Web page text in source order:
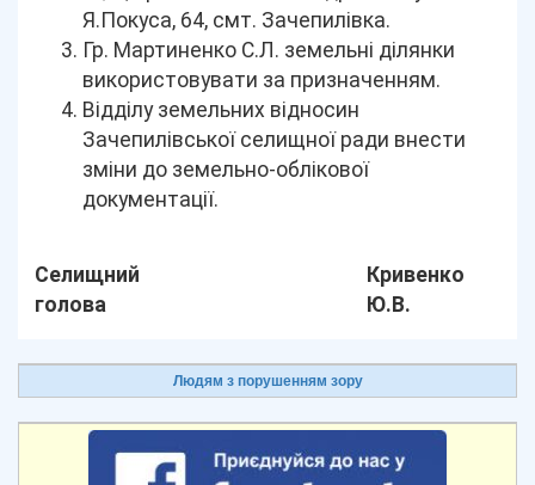
Я.Покуса, 64, смт. Зачепилівка.
Гр. Мартиненко С.Л. земельні ділянки
використовувати за призначенням.
Відділу земельних відносин
Зачепилівської селищної ради внести
зміни до земельно-облікової
документації.
Селищний
голова
Кривенко
Ю.В.
Людям з порушенням зору